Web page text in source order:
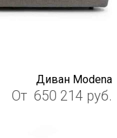
Диван Modena
От 650 214 руб.